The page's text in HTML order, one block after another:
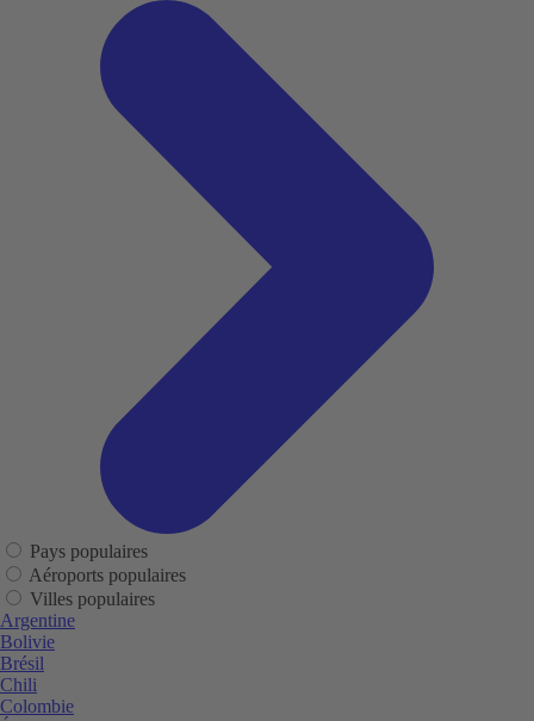
Pays populaires
Aéroports populaires
Villes populaires
Argentine
Bolivie
Brésil
Chili
Colombie